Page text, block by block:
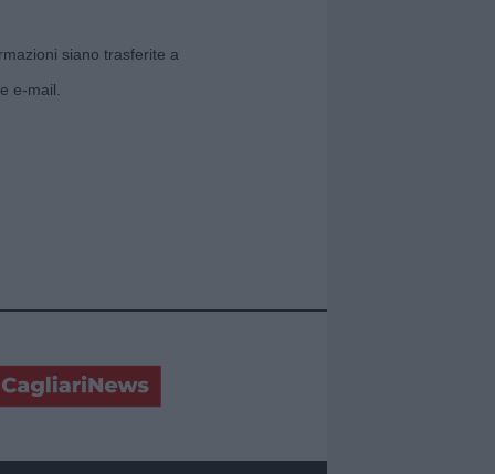
siano trasferite a
e-mail.